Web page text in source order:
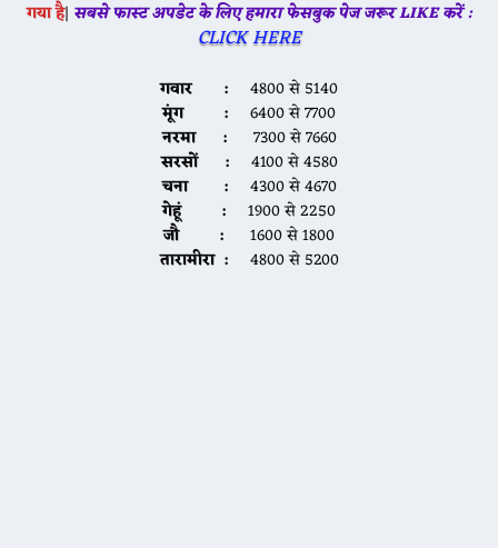
गया है| सबसे फास्ट अपडेट के लिए हमारा फेसबुक पेज जरूर LIKE करें :
CLICK HERE
गवार : 4800 से 5140
मूंग :
6400 से 7700
नरमा :
7300 से 7660
सरसों : 4100 से 4580
चना :
4300 से 4670
गेहूं :
1900 से 2250
जौ : 1600 से 1800
तारामीरा :
4800 से 5200